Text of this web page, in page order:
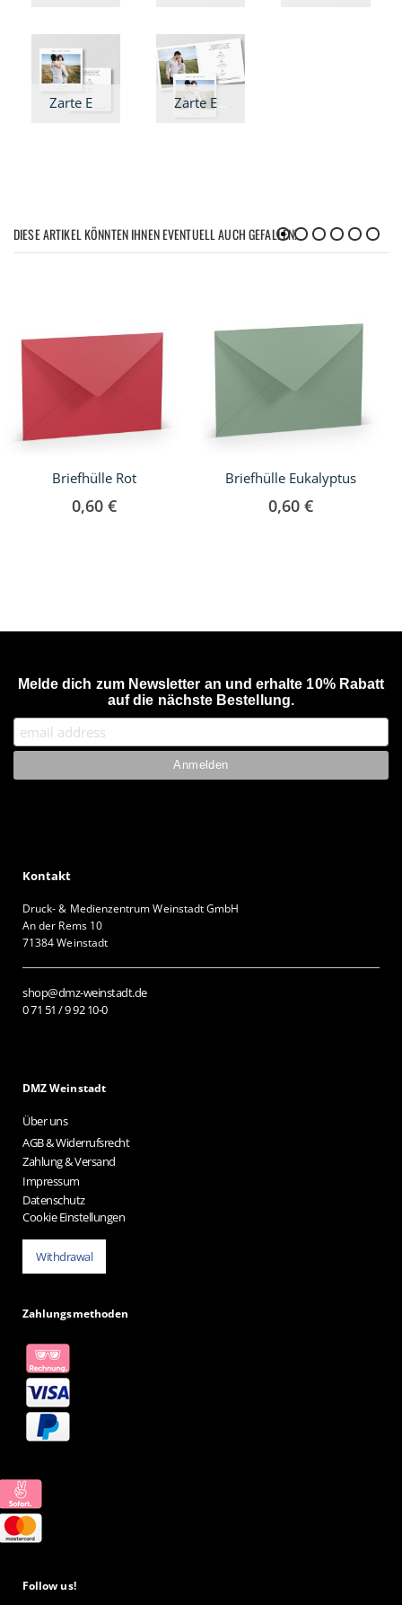
DIESE ARTIKEL KÖNNTEN IHNEN EVENTUELL AUCH GEFALLEN!
Briefhülle Rot
0,60 €
Briefhülle Eukalyptus
0,60 €
Melde dich zum Newsletter an und erhalte 10% Rabatt
auf die nächste Bestellung.
Kontakt
Druck- & Medienzentrum Weinstadt GmbH
An der Rems 10
71384 Weinstadt
shop@dmz-weinstadt.de
0 71 51 / 9 92 10-0
DMZ Weinstadt
Über uns
AGB & Widerrufsrecht
Zahlung & Versand
Impressum
Datenschutz
Cookie Einstellungen
Withdrawal
Zahlungsmethoden
Follow us!